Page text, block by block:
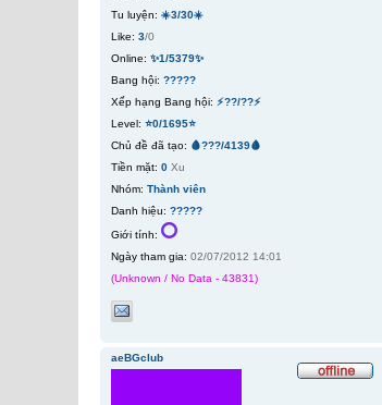
Tu luyện: ☀️3/30☀️
Like: 3/0
Online: ✨1/5379✨
Bang hội: ?????
Xếp hạng Bang hội: ⚡??/??⚡
Level: ⭐0/1695⭐
Chủ đề đã tạo: 🩸???/4139🩸
Tiền mặt: 0 Xu
Nhóm: Thành viên
Danh hiệu: ?????
Giới tính:
Ngày tham gia: 02/07/2012 14:01
(Unknown / No Data - 43831)
aeBGclub